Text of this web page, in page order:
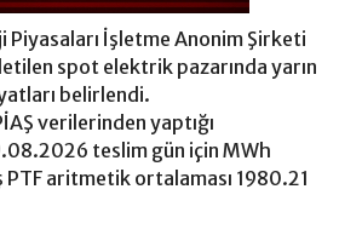
Piyasaları İşletme Anonim Şirketi
spot elektrik pazarında yarın
belirlendi.
verilerinden yaptığı
teslim gün için MWh
PTF aritmetik ortalaması 1980.21